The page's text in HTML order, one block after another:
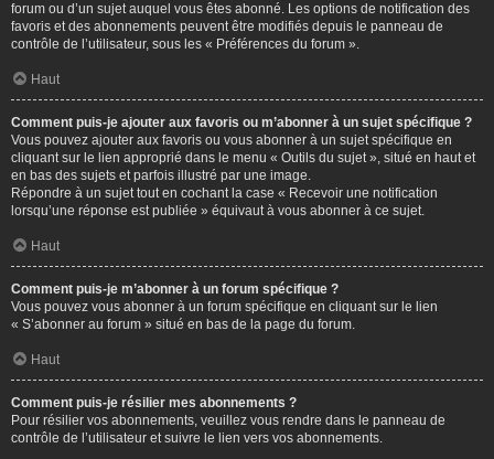
forum ou d’un sujet auquel vous êtes abonné. Les options de notification des
favoris et des abonnements peuvent être modifiés depuis le panneau de
contrôle de l’utilisateur, sous les « Préférences du forum ».
Haut
Comment puis-je ajouter aux favoris ou m’abonner à un sujet spécifique ?
Vous pouvez ajouter aux favoris ou vous abonner à un sujet spécifique en
cliquant sur le lien approprié dans le menu « Outils du sujet », situé en haut et
en bas des sujets et parfois illustré par une image.
Répondre à un sujet tout en cochant la case « Recevoir une notification
lorsqu’une réponse est publiée » équivaut à vous abonner à ce sujet.
Haut
Comment puis-je m’abonner à un forum spécifique ?
Vous pouvez vous abonner à un forum spécifique en cliquant sur le lien
« S’abonner au forum » situé en bas de la page du forum.
Haut
Comment puis-je résilier mes abonnements ?
Pour résilier vos abonnements, veuillez vous rendre dans le panneau de
contrôle de l’utilisateur et suivre le lien vers vos abonnements.